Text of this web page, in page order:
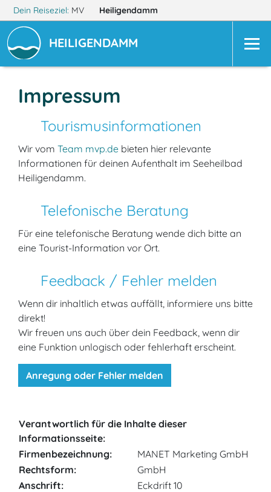
Dein Reiseziel: MV Heiligendamm
HEILIGENDAMM
Impressum
Tourismusinformationen
Wir vom Team mvp.de bieten hier relevante
Informationen für deinen Aufenthalt im Seeheilbad
Heiligendamm.
Telefonische Beratung
Für eine telefonische Beratung wende dich bitte an
eine Tourist-Information vor Ort.
Feedback / Fehler melden
Wenn dir inhaltlich etwas auffällt, informiere uns bitte
direkt!
Wir freuen uns auch über dein Feedback, wenn dir
eine Funktion unlogisch oder fehlerhaft erscheint.
Anregung oder Fehler melden
Verantwortlich für die Inhalte dieser
Informationsseite:
Firmen­bezeichnung:
MANET Marketing GmbH
Rechtsform:
GmbH
Anschrift:
Eckdrift 10